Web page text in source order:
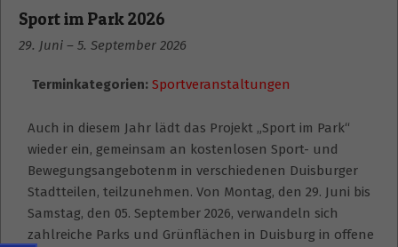
Sport im Park 2026
29. Juni – 5. September 2026
Terminkategorien: Sportveranstaltungen
Auch in diesem Jahr lädt das Projekt „Sport im Park“
wieder ein, gemeinsam an kostenlosen Sport- und
Bewegungsangebotenm in verschiedenen Duisburger
Stadtteilen, teilzunehmen. Von Montag, den 29. Juni bis
Samstag, den 05. September 2026, verwandeln sich
zahlreiche Parks und Grünflächen in Duisburg in offene